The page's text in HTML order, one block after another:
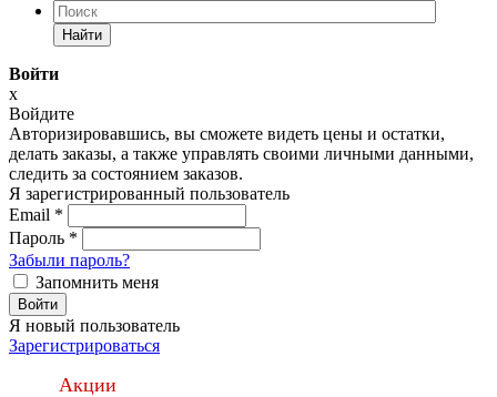
Найти
Войти
x
Войдите
Авторизировавшись, вы сможете видеть цены и остатки,
делать заказы, а также управлять своими личными данными,
следить за состоянием заказов.
Я зарегистрированный пользователь
Email *
Пароль *
Забыли пароль?
Запомнить меня
Войти
Я новый пользователь
Зарегистрироваться
Акции